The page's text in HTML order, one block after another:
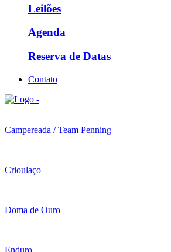
Leilões
Agenda
Reserva de Datas
Contato
Campereada / Team Penning
Crioulaço
Doma de Ouro
Enduro